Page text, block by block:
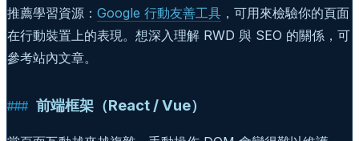
推薦學習資源： Google 行動友善工具 ，可用來檢驗你的頁面
在行動裝置上的表現。想深入理解 RWD 與 SEO 的關係，可
參考站內文章。
前端框架（React / Vue）